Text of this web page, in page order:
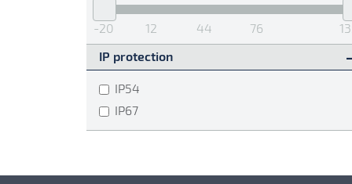
-20 12 44 76
IP protection
IP54
IP67